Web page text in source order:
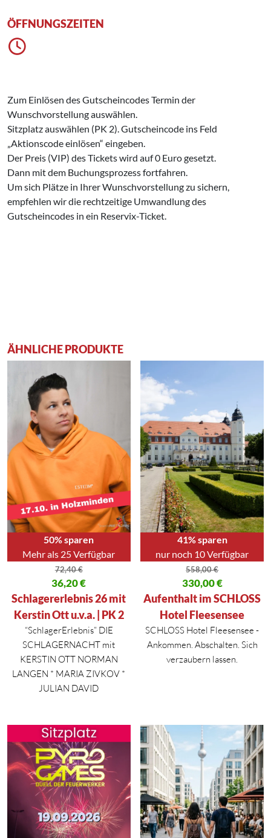
ÖFFNUNGSZEITEN
Zum Einlösen des Gutscheincodes Termin der
Wunschvorstellung auswählen.
Sitzplatz auswählen (PK 2). Gutscheincode ins Feld
„Aktionscode einlösen“ eingeben.
Der Preis (VIP) des Tickets wird auf 0 Euro gesetzt.
Dann mit dem Buchungsprozess fortfahren.
Um sich Plätze in Ihrer Wunschvorstellung zu sichern,
empfehlen wir die rechtzeitige Umwandlung des
Gutscheincodes in ein Reservix-Ticket.
ÄHNLICHE PRODUKTE
50% sparen
Mehr als 25 Verfügbar
72,40€
Ursprünglicher Preis war: 72,40 €
36,20€
Aktueller Preis ist: 36,20 €.
Schlagererlebnis 26 mit
Kerstin Ott u.v.a. | PK 2
“SchlagerErlebnis” DIE
SCHLAGERNACHT mit
KERSTIN OTT NORMAN
LANGEN * MARIA ZIVKOV *
JULIAN DAVID
41% sparen
nur noch 10 Verfügbar
558,00€
Ursprünglicher Preis war:
330,00€
Aktueller Preis ist: 330,00 €.
Aufenthalt im SCHLOSS
Hotel Fleesensee
SCHLOSS Hotel Fleesensee -
Ankommen. Abschalten. Sich
verzaubern lassen.